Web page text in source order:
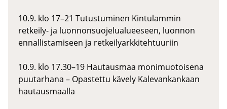
10.9. klo 17–21 Tutustuminen Kintulammin
retkeily- ja luonnonsuojelualueeseen, luonnon
ennallistamiseen ja retkeilyarkkitehtuuriin
10.9. klo 17.30–19 Hautausmaa monimuotoisena
puutarhana – Opastettu kävely Kalevankankaan
hautausmaalla